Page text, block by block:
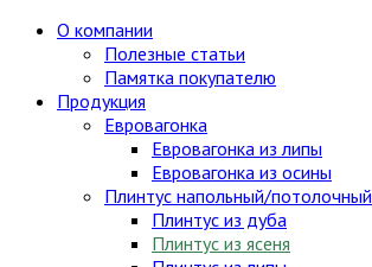
О компании
Полезные статьи
Памятка покупателю
Продукция
Евровагонка
Евровагонка из липы
Евровагонка из осины
Плинтус напольный/потолочный
Плинтус из дуба
Плинтус из ясеня